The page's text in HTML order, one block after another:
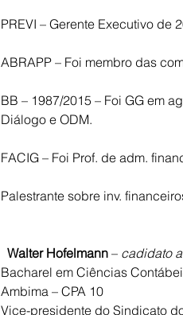
PREVI – Gerente Executivo de
ABRAPP – Foi membro das
BB – 1987/2015 – Foi GG em
Diálogo e ODM.
FACIG – Foi Prof. de adm.
Palestrante sobre inv.
Walter Hofelmann – cadidato
Bacharel em Ciências
Ambima – CPA 10
Vice-presidente do Sindicato